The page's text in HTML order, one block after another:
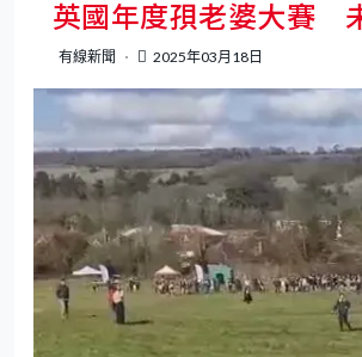
英國年度孭老婆大賽
有線新聞 2025年03月18日